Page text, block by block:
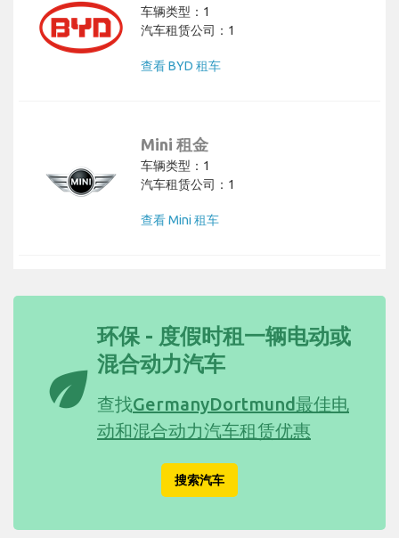
车辆类型：1
汽车租赁公司：1
查看 BYD 租车
Mini 租金
车辆类型：1
汽车租赁公司：1
查看 Mini 租车
eco
环保 - 度假时租一辆电动或
混合动力汽车
查找GermanyDortmund最佳电
动和混合动力汽车租赁优惠
搜索汽车